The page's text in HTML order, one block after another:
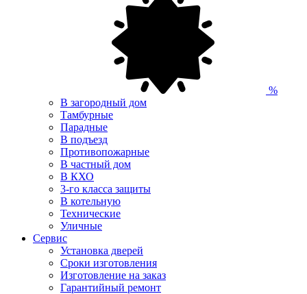
%
В загородный дом
Тамбурные
Парадные
В подъезд
Противопожарные
В частный дом
В КХО
3-го класса защиты
В котельную
Технические
Уличные
Сервис
Установка дверей
Сроки изготовления
Изготовление на заказ
Гарантийный ремонт